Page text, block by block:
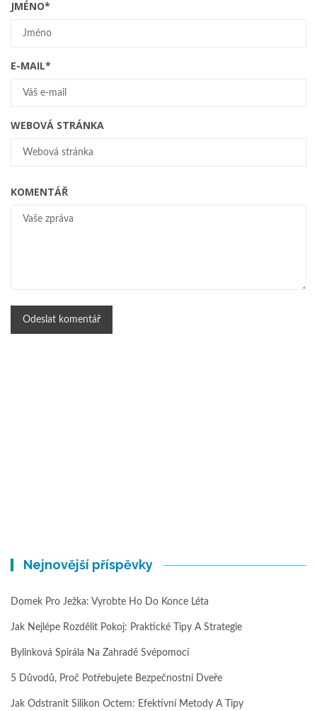
JMÉNO*
E-MAIL*
WEBOVÁ STRÁNKA
KOMENTÁŘ
Nejnovější příspěvky
Domek Pro Ježka: Vyrobte Ho Do Konce Léta
Jak Nejlépe Rozdělit Pokoj: Praktické Tipy A Strategie
Bylinková Spirála Na Zahradě Svépomocí
5 Důvodů, Proč Potřebujete Bezpečnostní Dveře
Jak Odstranit Silikon Octem: Efektivní Metody A Tipy